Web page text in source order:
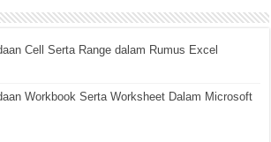
Cell Serta Range dalam Rumus Excel
Workbook Serta Worksheet Dalam Microsoft